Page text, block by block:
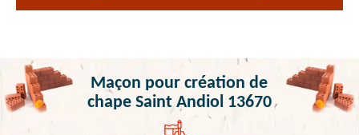
Maçon pour création de
chape Saint Andiol 13670